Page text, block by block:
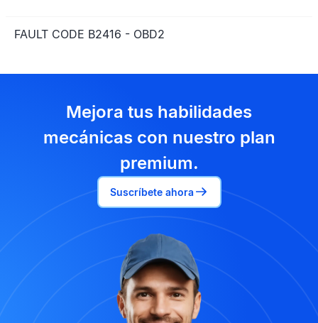
FAULT CODE B2416 - OBD2
Mejora tus habilidades
mecánicas con nuestro plan
premium.
Suscríbete ahora